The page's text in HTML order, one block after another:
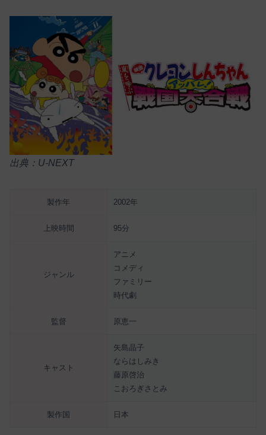
出典：U-NEXT
製作年 2002年
上映時間 95分
ジャンル
アニメ
コメディ
ファミリー
時代劇
監督 原恵一
キャスト
矢島晶子
ならはしみき
藤原啓治
こおろぎさとみ
製作国 日本